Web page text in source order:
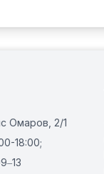
Омаров, 2/1
18:00;